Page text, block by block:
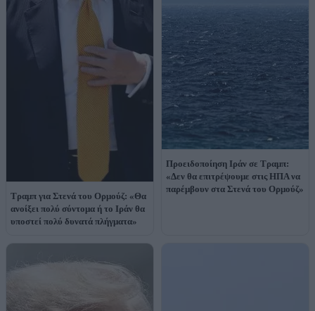
Τραμπ για Στενά του Ορμούζ: «Θα
ανοίξει πολύ σύντομα ή το Ιράν θα
υποστεί πολύ δυνατά πλήγματα»
Προειδοποίηση Ιράν σε Τραμπ:
«Δεν θα επιτρέψουμε στις ΗΠΑ να
παρέμβουν στα Στενά του Ορμούζ»